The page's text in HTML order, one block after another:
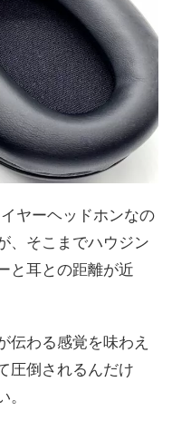
ヤーヘッドホンなの
、そこまでハウジン
と耳との距離が近
伝わる感覚を味わえ
圧倒されるんだけ